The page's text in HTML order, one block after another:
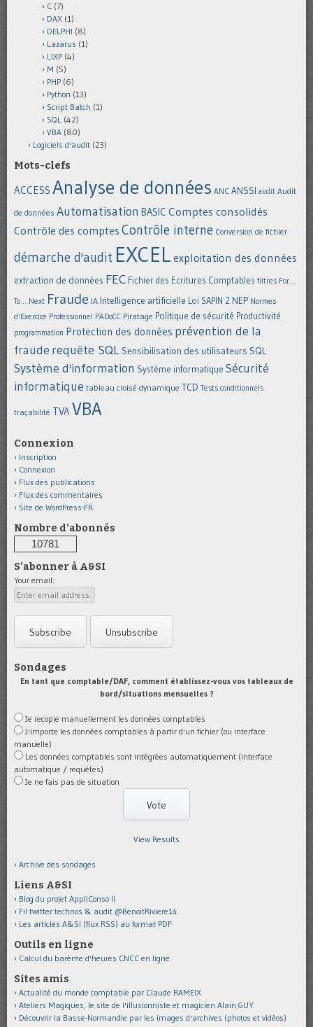
C (7)
DAX (1)
DELPHI (8)
Lazarus (1)
LIXP (4)
M (5)
PHP (6)
Python (13)
Script Batch (1)
SQL (42)
VBA (80)
Logiciels d'audit (23)
Mots-clefs
ACCESS Analyse de données ANC ANSSI audit Audit
de données Automatisation BASIC Comptes consolidés
Contrôle des comptes Contrôle interne Conversion de fichier
démarche d'audit EXCEL exploitation des données
extraction de données FEC Fichier des Ecritures Comptables filtres For...
To... Next Fraude IA Intelligence artificielle Loi SAPIN 2 NEP Normes
d'Exercice Professionnel PADoCC Piratage Politique de sécurité Productivité
programmation Protection des données prévention de la
fraude requête SQL Sensibilisation des utilisateurs SQL
Système d'information Système informatique Sécurité
informatique tableau croisé dynamique TCD Tests conditionnels
traçabilité TVAVBA
Connexion
Inscription
Connexion
Flux des publications
Flux des commentaires
Site de WordPress-FR
Nombre d'abonnés
10781
S'abonner à A&SI
Your email:
Sondages
En tant que comptable/DAF, comment établissez-vous vos tableaux de
bord/situations mensuelles ?
Je recopie manuellement les données comptables
J'importe les données comptables à partir d'un fichier (ou interface
manuelle)
Les données comptables sont intégrées automatiquement (interface
automatique / requêtes)
Je ne fais pas de situation
View Results
Archive des sondages
Liens A&SI
Blog du projet AppliConso II
Fil twitter technos & audit @BenoitRiviere14
Les articles A&SI (flux RSS) au format PDF
Outils en ligne
Calcul du barème d'heures CNCC en ligne
Sites amis
Actualité du monde comptable par Claude RAMEIX
Ateliers Magiques, le site de l'illusionniste et magicien Alain GUY
Découvrir la Basse-Normandie par les images d'archives (photos et vidéos)